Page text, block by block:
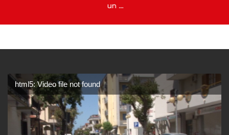
html5: Video file not found